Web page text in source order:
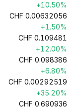
+10.50%
CHF 0.00632056
+1.50%
CHF 0.109481
+12.00%
CHF 0.098386
+6.80%
CHF 0.00292519
+35.20%
CHF 0.690936